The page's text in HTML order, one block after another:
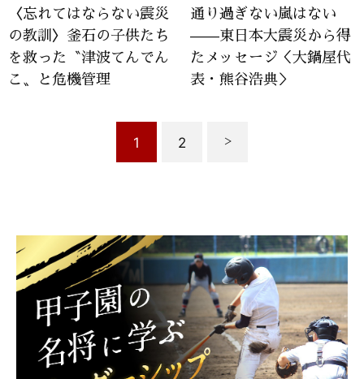
〈忘れてはならない震災
の教訓〉釜石の子供たち
を救った〝津波てんでん
こ〟と危機管理
通り過ぎない嵐はない
——東日本大震災から得
たメッセージ＜大鍋屋代
表・熊谷浩典＞
1 2